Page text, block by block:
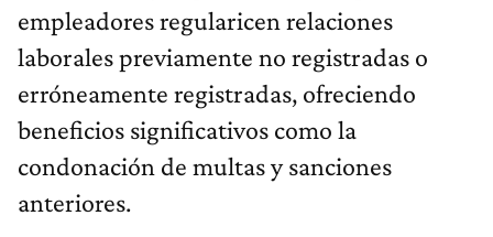
empleadores regularicen relaciones
laborales previamente no registradas o
erróneamente registradas, ofreciendo
beneficios significativos como la
condonación de multas y sanciones
anteriores.